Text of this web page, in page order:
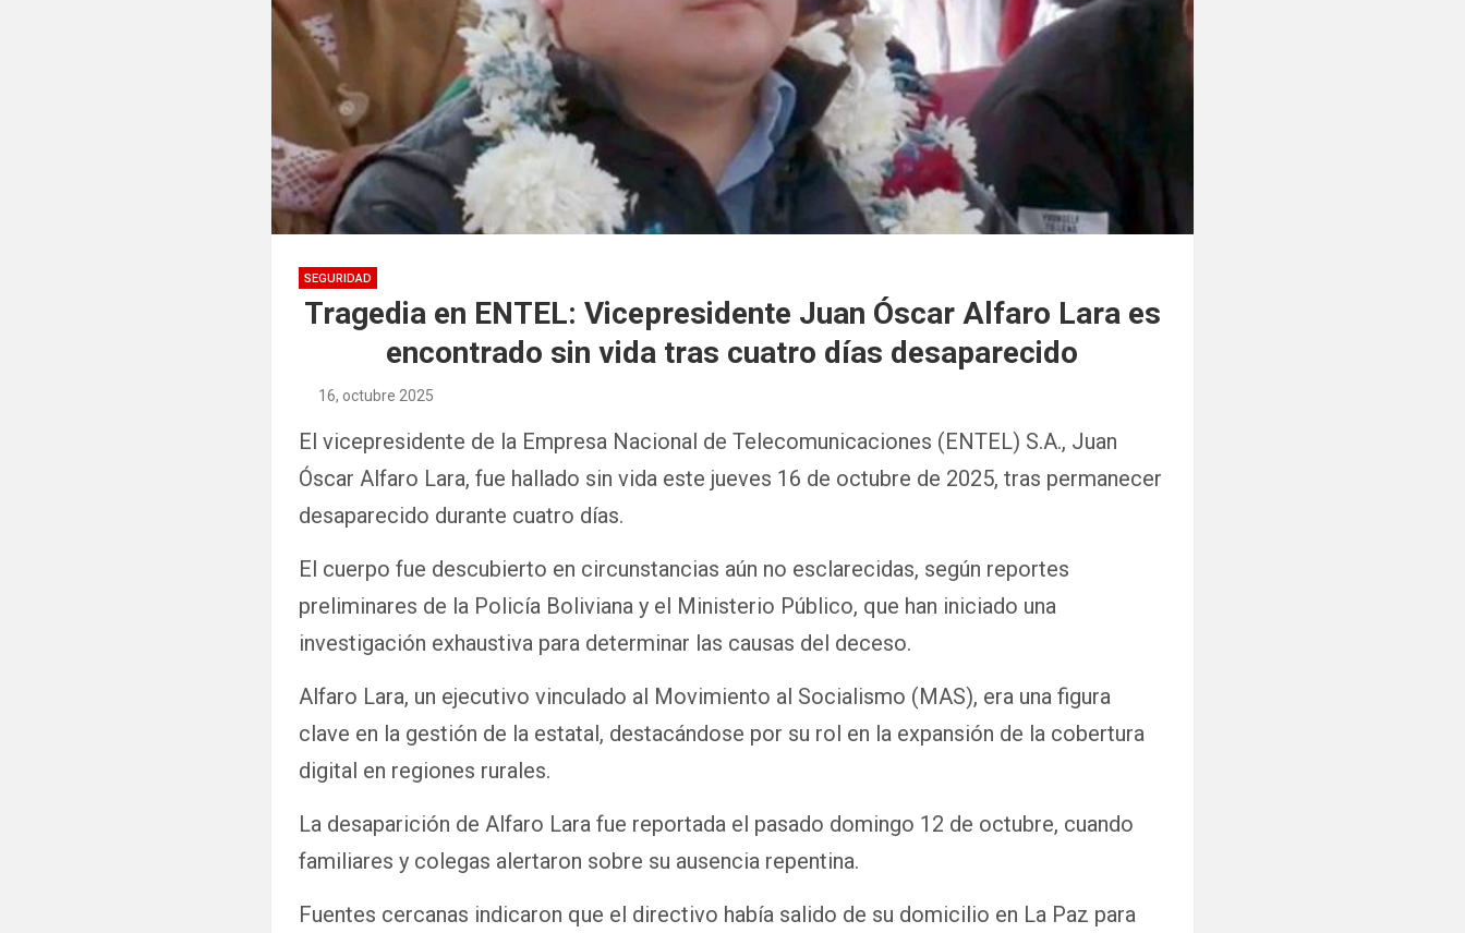
SEGURIDAD
Tragedia en ENTEL: Vicepresidente Juan Óscar Alfaro Lara es
encontrado sin vida tras cuatro días desaparecido
16, octubre 2025
El vicepresidente de la Empresa Nacional de Telecomunicaciones (ENTEL) S.A., Juan
Óscar Alfaro Lara, fue hallado sin vida este jueves 16 de octubre de 2025, tras permanecer
desaparecido durante cuatro días.
El cuerpo fue descubierto en circunstancias aún no esclarecidas, según reportes
preliminares de la Policía Boliviana y el Ministerio Público, que han iniciado una
investigación exhaustiva para determinar las causas del deceso.
Alfaro Lara, un ejecutivo vinculado al Movimiento al Socialismo (MAS), era una figura
clave en la gestión de la estatal, destacándose por su rol en la expansión de la cobertura
digital en regiones rurales.
La desaparición de Alfaro Lara fue reportada el pasado domingo 12 de octubre, cuando
familiares y colegas alertaron sobre su ausencia repentina.
Fuentes cercanas indicaron que el directivo había salido de su domicilio en La Paz para